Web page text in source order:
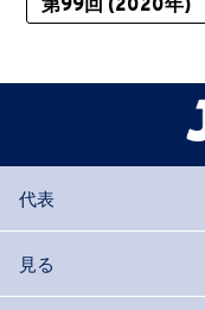
代表
見る